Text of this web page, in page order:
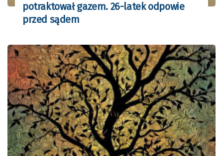
potraktował gazem. 26-latek odpowie
przed sądem